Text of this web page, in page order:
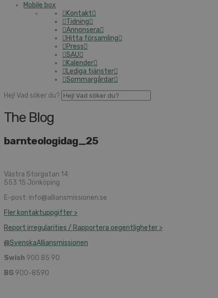
Mobile box
Kontakt
Tidning
Annonsera
Hitta församling
Press
SAU
Kalender
Lediga tjänster
Sommargårdar
Hej! Vad söker du?
The Blog
barnteologidag_25
Västra Storgatan 14
553 15 Jönköping
E-post: info@alliansmissionen.se
Fler kontaktuppgifter >
Report irregularities / Rapportera oegentligheter >
@SvenskaAlliansmissionen
Swish 900 85 90
BG 900-8590